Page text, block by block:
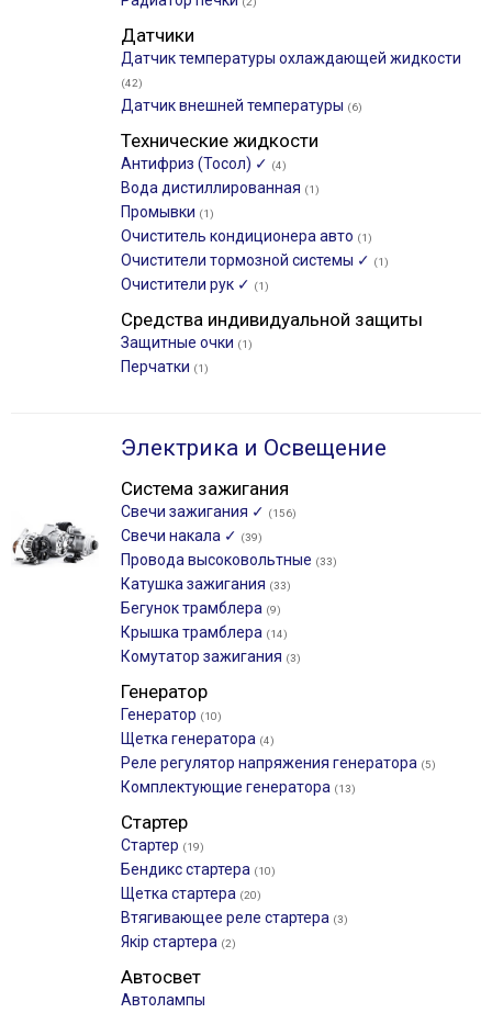
Датчики
Датчик температуры охлаждающей жидкости
(42)
Датчик внешней температуры (6)
Технические жидкости
Антифриз (Тосол) ✓ (4)
Вода дистиллированная (1)
Промывки (1)
Очиститель кондиционера авто (1)
Очистители тормозной системы ✓ (1)
Очистители рук ✓ (1)
Средства индивидуальной защиты
Защитные очки (1)
Перчатки (1)
Электрика и Освещение
Система зажигания
Свечи зажигания ✓ (156)
Свечи накала ✓ (39)
Провода высоковольтные (33)
Катушка зажигания (33)
Бегунок трамблера (9)
Крышка трамблера (14)
Комутатор зажигания (3)
Генератор
Генератор (10)
Щетка генератора (4)
Реле регулятор напряжения генератора (5)
Комплектующие генератора (13)
Стартер
Стартер (19)
Бендикс стартера (10)
Щетка стартера (20)
Втягивающее реле стартера (3)
Якір стартера (2)
Автосвет
Автолампы